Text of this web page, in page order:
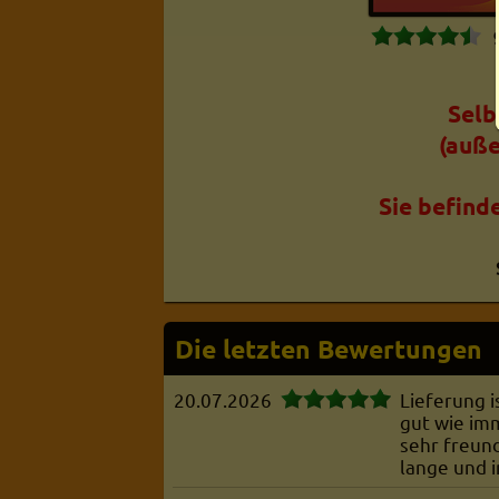
Sie
Die letzten Bewertungen
20.07.2026
Lieferung
gut wie
sehr
lange und